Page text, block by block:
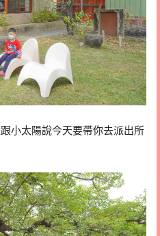
小太陽說今天要帶你去派出所